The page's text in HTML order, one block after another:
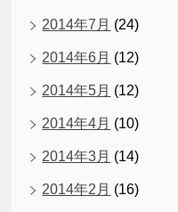
2014年7月 (24)
2014年6月 (12)
2014年5月 (12)
2014年4月 (10)
2014年3月 (14)
2014年2月 (16)